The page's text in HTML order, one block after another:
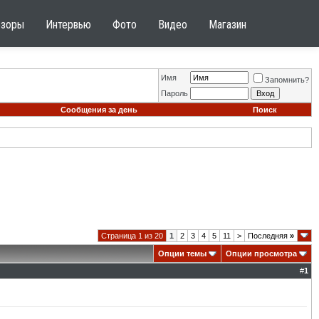
Интервью Фото Видео Магазин
Имя
Запомнить?
Пароль
Сообщения за день
Поиск
Страница 1 из 20 1 2 3 4 5 11 > Последняя »
Опции темы
Опции просмотра
#1